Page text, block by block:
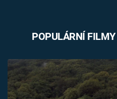
POPULÁRNÍ